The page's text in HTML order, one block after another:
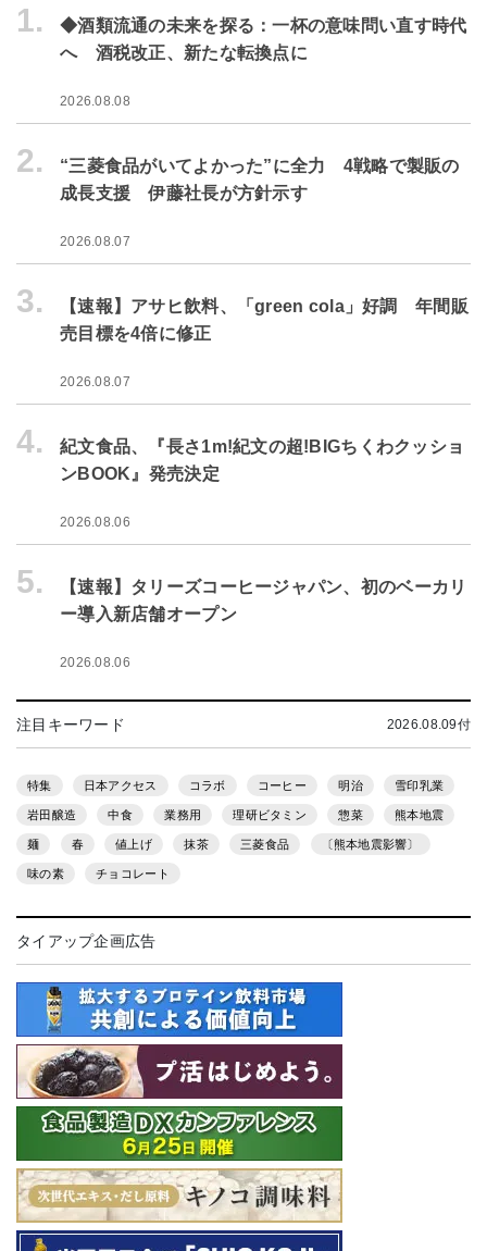
1.
◆酒類流通の未来を探る：一杯の意味問い直す時代
へ 酒税改正、新たな転換点に
2026.08.08
2.
“三菱食品がいてよかった”に全力 4戦略で製販の
成長支援 伊藤社長が方針示す
2026.08.07
3.
【速報】アサヒ飲料、「green cola」好調 年間販
売目標を4倍に修正
2026.08.07
4.
紀文食品、『長さ1m!紀文の超!BIGちくわクッショ
ンBOOK』発売決定
2026.08.06
5.
【速報】タリーズコーヒージャパン、初のベーカリ
ー導入新店舗オープン
2026.08.06
注目キーワード 2026.08.09付
特集 日本アクセス コラボ コーヒー 明治 雪印乳業
岩田醸造 中食 業務用 理研ビタミン 惣菜 熊本地震
麺 春 値上げ 抹茶 三菱食品 〔熊本地震影響〕
味の素 チョコレート
タイアップ企画広告